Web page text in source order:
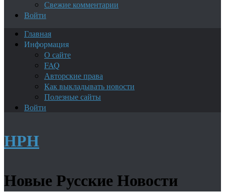
Свежие комментарии
Войти
Главная
Информация
О сайте
FAQ
Авторские права
Как выкладывать новости
Полезные сайты
Войти
НРН
Новые Русские Новости